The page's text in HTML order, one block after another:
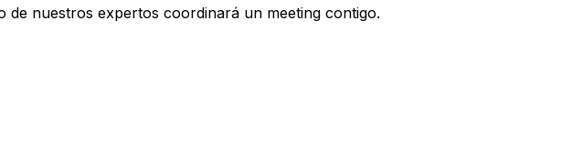
de nuestros expertos coordinará un meeting contigo.